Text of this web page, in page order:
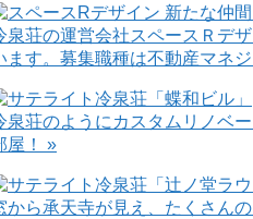
泉荘の運営会社スペースＲデ
ます。募集職種は不動産マネ
泉荘のようにカスタムリノベ
屋！ »
から承天寺が見え、たくさん